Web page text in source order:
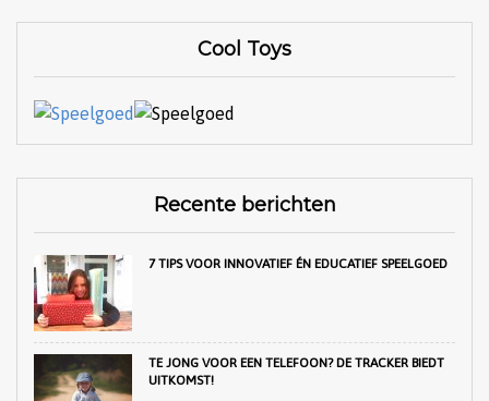
Cool Toys
Recente berichten
7 TIPS VOOR INNOVATIEF ÉN EDUCATIEF SPEELGOED
TE JONG VOOR EEN TELEFOON? DE TRACKER BIEDT
UITKOMST!